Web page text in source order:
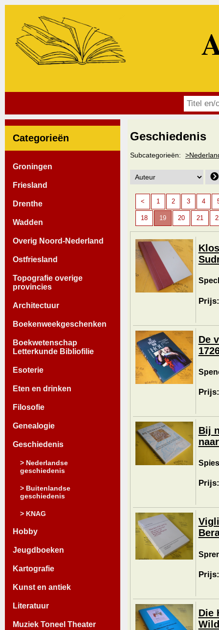
Categorieën
Groningen
Friesland
Drenthe
Wadden
Overig Noord-Nederland
Ostfriesland
Topografie overige
provincies
Architectuur
Boekenweekgeschenken
Boekwetenschap
Letterkunde Bibliofilie
Esoterie
Eten en drinken
Filosofie
Genealogie
Geschiedenis
> Nederlandse
geschiedenis
> Buitenlandse
geschiedenis
> KNAG
Hobby
Jeugdboeken
Kartografie
Kunst en antiek
Literatuur
Muziek Toneel Theater
Geschiedenis
Subcategorieën:
< 1 2 3 4
18 19 20 21
De
Bij
Die